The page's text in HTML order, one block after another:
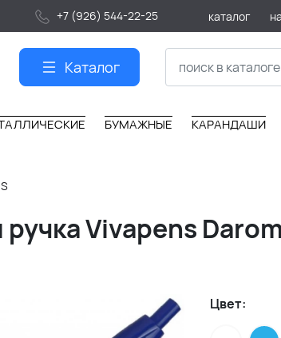
+7 (926) 544-22-25 каталог
Каталог
БУМАЖНЫЕ КАРАНДАШИ
Vivapens
Цвет: